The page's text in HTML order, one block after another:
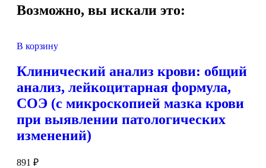
Возможно, вы искали это:
В корзину
Клинический анализ крови: общий
анализ, лейкоцитарная формула,
СОЭ (с микроскопией мазка крови
при выявлении патологических
изменений)
891 ₽